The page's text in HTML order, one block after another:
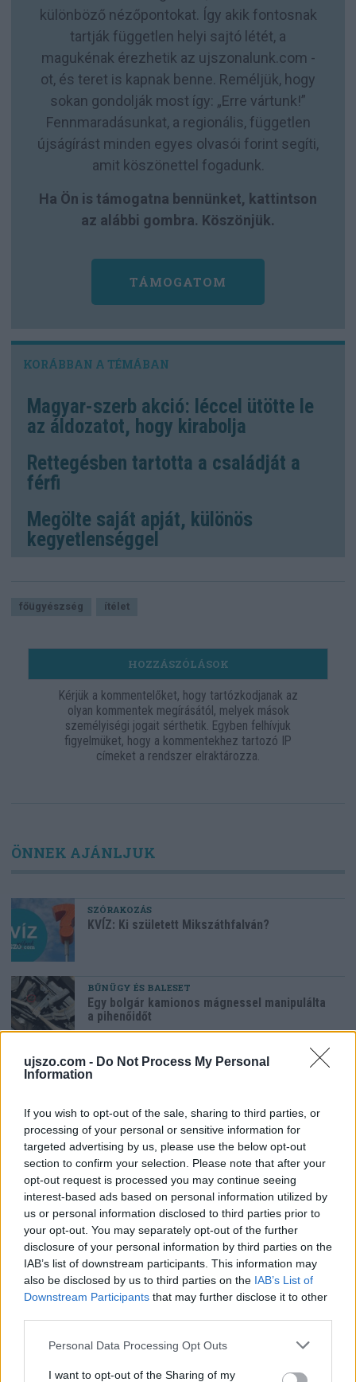
ujszo.com - Do Not Process My Personal
Information
If you wish to opt-out of the sale, sharing to third parties, or
processing of your personal or sensitive information for
targeted advertising by us, please use the below opt-out
section to confirm your selection. Please note that after your
opt-out request is processed you may continue seeing
interest-based ads based on personal information utilized by
us or personal information disclosed to third parties prior to
your opt-out. You may separately opt-out of the further
disclosure of your personal information by third parties on the
IAB’s list of downstream participants. This information may
also be disclosed by us to third parties on the IAB’s List of
Downstream Participants that may further disclose it to other
Please note that this website/app uses one or more Google
not limited to your visit or usage behaviour. You may click to
Personal Data Processing Opt Outs
I want to opt-out of the Sharing of my
különböző nézőpontokat. Így akik fontosnak
tartják független helyi sajtó létét, a
magukénak érezhetik az ujszonalunk.com -
ot, és teret is kapnak benne. Reméljük, hogy
sokan gondolják most így: „Erre vártunk!”
Fennmaradásunkat, a regionális, független
újságírást minden egyes olvasói forint segíti,
amit köszönettel fogadunk.
Ha Ön is támogatna bennünket, kattintson
az alábbi gombra. Köszönjük.
TÁMOGATOM
Magyar-szerb akció: léccel ütötte le
az áldozatot, hogy kirabolja
Rettegésben tartotta a családját a
férfi
Megölte saját apját, különös
kegyetlenséggel
főügyészség ítélet
HOZZÁSZÓLÁSOK
Kérjük a kommentelőket, hogy tartózkodjanak az
olyan kommentek megírásától, melyek mások
személyiségi jogait sérthetik. Egyben felhívjuk
figyelmüket, hogy a kommentekhez tartozó IP
címeket a rendszer elraktározza.
ÖNNEK AJÁNLJUK
SZÓRAKOZÁS
KVÍZ: Ki született Mikszáthfalván?
BŰNÜGY ÉS BALESET
Egy bolgár kamionos mágnessel manipulálta
a pihenőidőt
SPORT
Eldől a Ferencváros sorsa
HELYI HÍREK
Polgármesteri vétó a pluszpénzek ellen
Megszerezhető az autópálya mellett kivágott
fa
Az oroszlánt egy régi ismerőse keresheti
meg váratlanul